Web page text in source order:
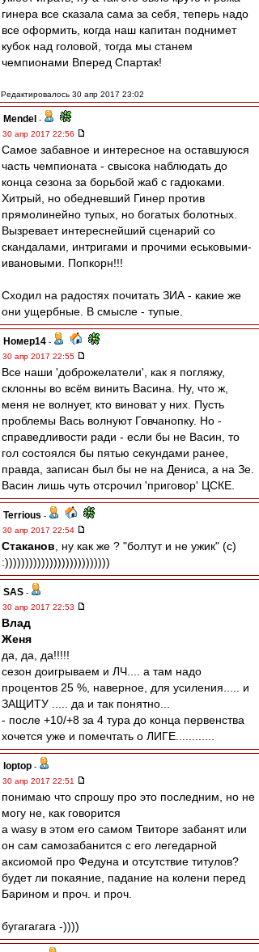
гинера все сказала сама за себя, теперь надо
все оформить, когда наш капитан поднимет
кубок над головой, тогда мы станем
чемпионами Вперед Спартак!
Редактировалось 30 апр 2017 23:02
Mendel -
30 апр 2017 22:56
Самое забавное и интересное на оставшуюся
часть чемпионата - свысока наблюдать до
конца сезона за борьбой жаб с гадюками.
Хитрый, но обедневший Гинер против
прямолинейно тупых, но богатых болотных.
Вызревает интереснейший сценарий со
скандалами, интригами и прочими еськовыми-
ивановыми. Попкорн!!!
Сходил на радостях почитать ЗИА - какие же
они ущербные. В смысле - тупые.
Номер14 -
30 апр 2017 22:55
Все наши 'доброжелатели', как я погляжу,
склонны во всём винить Васина. Ну, что ж,
меня не волнует, кто виноват у них. Пусть
проблемы Вась волнуют Говчанопку. Но -
справедливости ради - если бы не Васин, то
гол состоялся бы пятью секундами ранее,
правда, записан был бы не на Дениса, а на Зе.
Васин лишь чуть отсрочил 'приговор' ЦСКЕ.
Terrious -
30 апр 2017 22:54
Cтаканов , ну как же ? "болтут и не ужик" (с)
:))))))))))))))))))))))))))
SAS -
30 апр 2017 22:53
Влад
Женя
да, да, да!!!!!
сезон доигрываем и ЛЧ.... а там надо
процентов 25 %, наверное, для усиления..... и
ЗАЩИТУ ..... да и так понятно...
- после +10/+8 за 4 тура до конца первенства
хочется уже и помечтать о ЛИГЕ............
loptop -
30 апр 2017 22:51
понимаю что спрошу про это последним, но не
могу не, как говорится
а wasy в этом его самом Твиторе забанят или
он сам самозабанится с его легедарной
аксиомой про Федуна и отсутствие титулов?
будет ли покаяние, падание на колени перед
Барином и проч. и проч.
бугагагага -))))